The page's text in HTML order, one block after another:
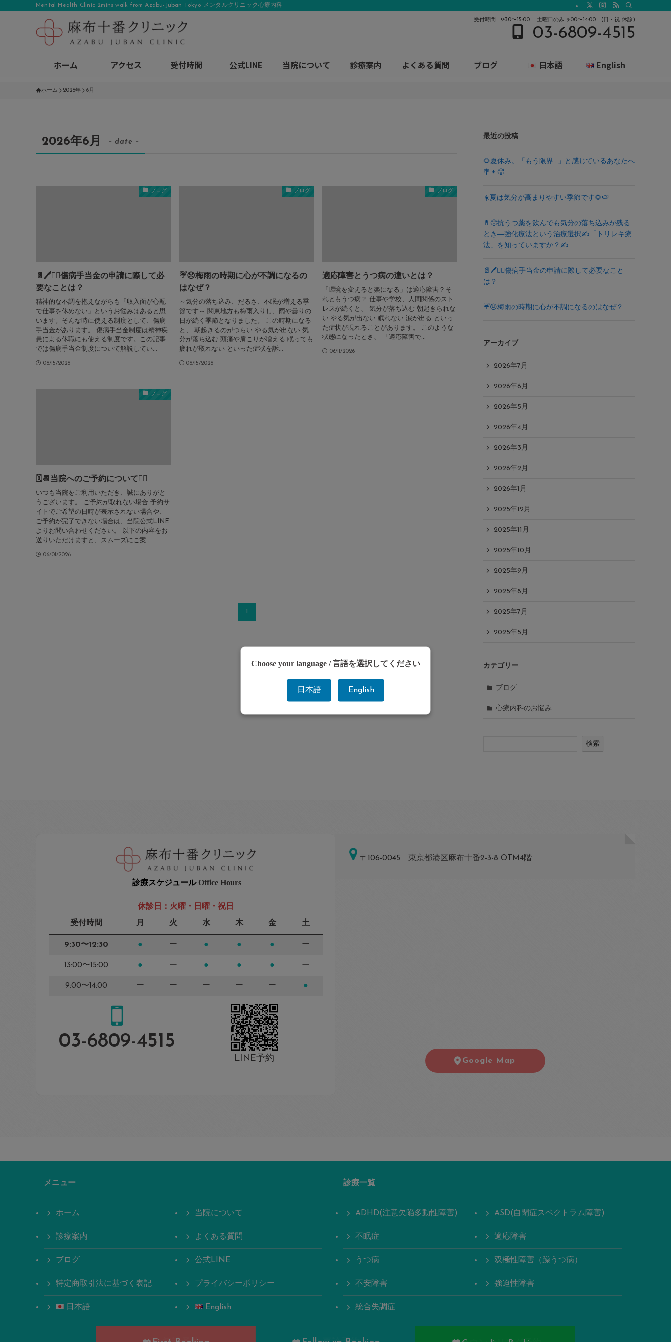
Mental Health Clinic 2mins walk from Azabu-Juban Tokyo メンタルクリニック心療内科
受付時間 9:30〜15:00 土曜日のみ 9:00〜14:00 (日・祝 休診)
03-6809-4515
ホーム アクセス 受付時間 公式LINE 当院について 診療案内 よくある質問 ブログ 日本語 English
ホーム 2026年 6月
2026年6月 – date –
ブログ
📄🖊️🧑‍⚕️傷病手当金の申請に際して必
要なことは？
精神的な不調を抱えながらも「収入面が心配
で仕事を休めない」というお悩みはあると思
います。そんな時に使える制度として、傷病
手当金があります。 傷病手当金制度は精神疾
患による休職にも使える制度です。この記事
では傷病手当金制度について解説してい...
06/15/2026
ブログ
☔️😞梅雨の時期に心が不調になるの
はなぜ？
～気分の落ち込み、だるさ、不眠が増える季
節です～ 関東地方も梅雨入りし、雨や曇りの
日が続く季節となりました。 この時期になる
と、 朝起きるのがつらい やる気が出ない 気
分が落ち込む 頭痛や肩こりが増える 眠っても
疲れが取れない といった症状を訴...
06/15/2026
ブログ
適応障害とうつ病の違いとは？
「環境を変えると楽になる」は適応障害？そ
れともうつ病？ 仕事や学校、人間関係のスト
レスが続くと、 気分が落ち込む 朝起きられな
い やる気が出ない 眠れない 涙が出る といっ
た症状が現れることがあります。 このような
状態になったとき、 「適応障害で...
06/11/2026
ブログ
🗓️📆当院へのご予約について🙇‍♀️
いつも当院をご利用いただき、誠にありがと
うございます。 ご予約が取れない場合 予約サ
イトでご希望の日時が表示されない場合や、
ご予約が完了できない場合は、当院公式LINE
よりお問い合わせください。 以下の内容をお
送りいただけますと、スムーズにご案...
06/01/2026
1
最近の投稿
🌻夏休み。「もう限界…」と感じているあなたへ
🎐👦🥵
☀️夏は気分が高まりやすい季節です🌻🍉
💊😞抗うつ薬を飲んでも気分の落ち込みが残る
とき―強化療法という治療選択✍️「トリレキ療
法」を知っていますか？✍️
📄🖊️🧑‍⚕️傷病手当金の申請に際して必要なこと
は？
☔️😞梅雨の時期に心が不調になるのはなぜ？
アーカイブ
2026年7月
2026年6月
2026年5月
2026年4月
2026年3月
2026年2月
2026年1月
2025年12月
2025年11月
2025年10月
2025年9月
2025年8月
2025年7月
2025年5月
カテゴリー
ブログ
心療内科のお悩み
検索
診療スケジュールOffice Hours
休診日：火曜・日曜・祝日
受付時間 月 火 水 木 金 土
9:30〜12:30 ● ー ● ● ● ー
13:00〜15:00 ● ー ● ● ● ー
9:00〜14:00 ー ー ー ー ー ●
03-6809-4515
LINE予約
〒106-0045 東京都港区麻布十番2-3-8 OTM4階
Google Map
メニュー
ホーム 当院について
診療案内 よくある質問
ブログ 公式LINE
特定商取引法に基づく表記 プライバシーポリシー
日本語 English
診療一覧
ADHD(注意欠陥多動性障害) ASD(自閉症スペクトラム障害)
不眠症 適応障害
うつ病 双極性障害（躁うつ病）
不安障害 強迫性障害
統合失調症
Choose your language / 言語を選択してください
日本語 English